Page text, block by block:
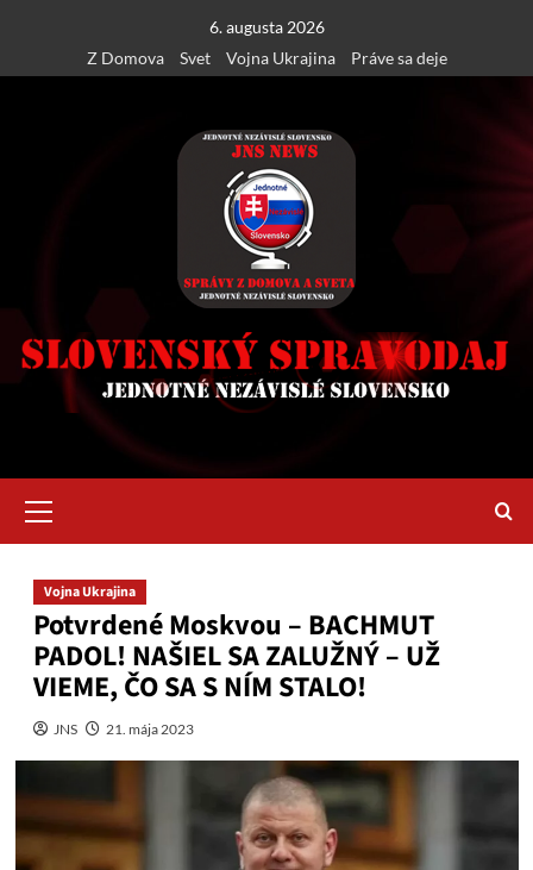
content
6. augusta 2026
Z Domova
Svet Vojna Ukrajina Práve sa deje
Menu
Vojna Ukrajina
Potvrdené Moskvou – BACHMUT
PADOL! NAŠIEL SA ZALUŽNÝ – UŽ
VIEME, ČO SA S NÍM STALO!
JNS 21. mája 2023